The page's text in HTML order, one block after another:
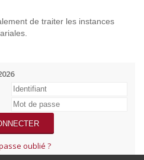
de traiter les instances
oublié ?